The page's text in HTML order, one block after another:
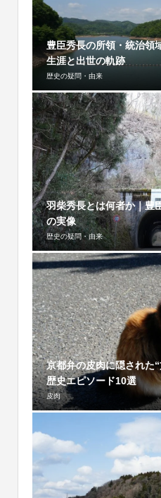
豊臣秀長の所領・統治領
生涯と出世の軌跡
歴史の疑問・由来
羽柴秀長とは何者か｜豊
の実像
歴史の疑問・由来
京都弁の皮肉に隠された
歴史エピソード10選
皮肉